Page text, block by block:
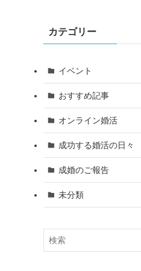
カテゴリー
イベント
おすすめ記事
オンライン婚活
成功する婚活の日々
成婚のご報告
未分類